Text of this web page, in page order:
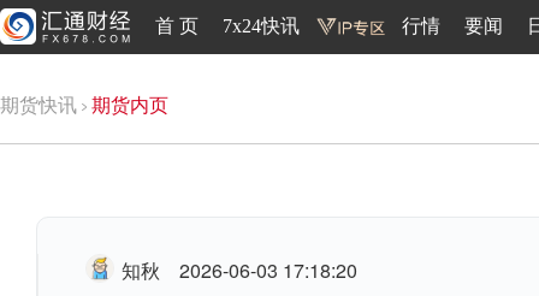
首 页 7x24快讯 行情 要闻
期货快讯 期货内页
知秋 2026-06-03 17:18:20